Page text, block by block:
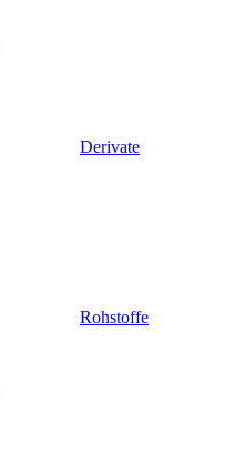
Derivate
Rohstoffe